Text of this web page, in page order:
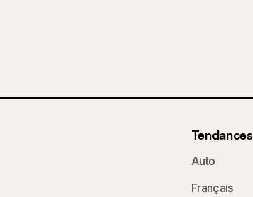
Tendances
Auto
Français